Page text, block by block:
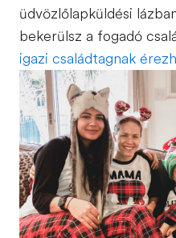
üdvözlőlapküldési
bekerülsz a fogadó
igazi családtagnak